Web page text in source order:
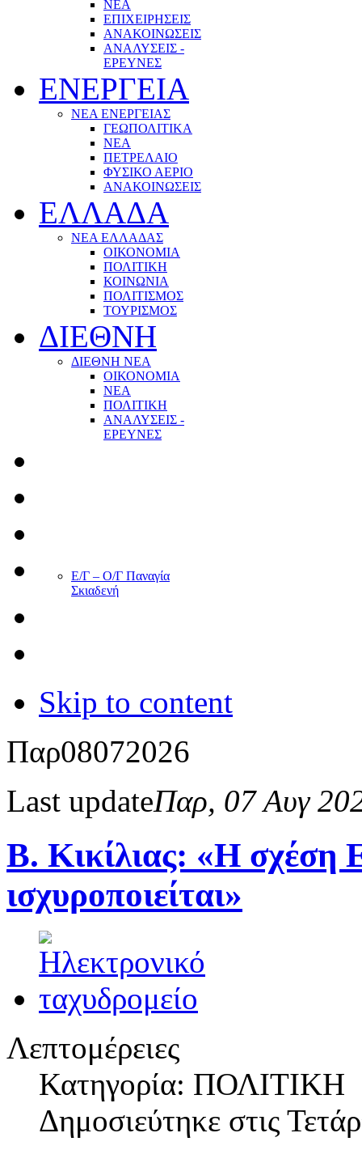
NEA
ΕΠΙΧΕΙΡΗΣΕΙΣ
ΑΝΑΚΟΙΝΩΣΕΙΣ
ΑΝΑΛΥΣΕΙΣ -
ΕΡΕΥΝΕΣ
ΕΝΕΡΓΕΙΑ
ΝΕΑ ΕΝΕΡΓΕΙΑΣ
ΓΕΩΠΟΛΙΤΙΚΑ
ΝΕΑ
ΠΕΤΡΕΛΑΙΟ
ΦΥΣΙΚΟ ΑΕΡΙΟ
ΑΝΑΚΟΙΝΩΣΕΙΣ
ΕΛΛΑΔΑ
ΝΕΑ ΕΛΛΑΔΑΣ
ΟΙΚΟΝΟΜΙΑ
ΠΟΛΙΤΙΚΗ
ΚΟΙΝΩΝΙΑ
ΠΟΛΙΤΙΣΜΟΣ
ΤΟΥΡΙΣΜΟΣ
ΔΙΕΘΝΗ
ΔΙΕΘΝΗ ΝΕΑ
ΟΙΚΟΝΟΜΙΑ
ΝΕΑ
ΠΟΛΙΤΙΚΗ
ΑΝΑΛΥΣΕΙΣ -
ΕΡΕΥΝΕΣ
Ε/Γ – Ο/Γ Παναγία
Σκιαδενή
Skip to content
Παρ08072026
Last updateΠαρ, 07 Αυγ
Β. Κικίλιας: «Η σχέση
ισχυροποιείται»
Λεπτομέρειες
Κατηγορία: ΠΟΛΙΤΙΚΗ
Δημοσιεύτηκε στις